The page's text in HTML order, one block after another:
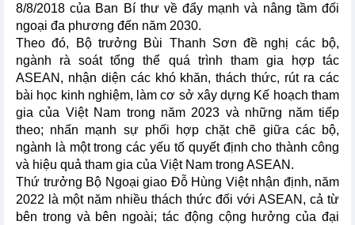
8/8/2018 của Ban Bí thư về đẩy mạnh và nâng tầm đối
ngoại đa phương đến năm 2030.
Theo đó, Bộ trưởng Bùi Thanh Sơn đề nghị các bộ,
ngành rà soát tổng thể quá trình tham gia hợp tác
ASEAN, nhận diện các khó khăn, thách thức, rút ra các
bài học kinh nghiệm, làm cơ sở xây dựng Kế hoạch tham
gia của Việt Nam trong năm 2023 và những năm tiếp
theo; nhấn mạnh sự phối hợp chặt chẽ giữa các bộ,
ngành là một trong các yếu tố quyết định cho thành công
và hiệu quả tham gia của Việt Nam trong ASEAN.
Thứ trưởng Bộ Ngoại giao Đỗ Hùng Việt nhận định, năm
2022 là một năm nhiều thách thức đối với ASEAN, cả từ
bên trong và bên ngoài; tác động cộng hưởng của đại